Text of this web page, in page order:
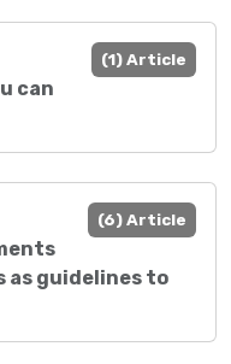
(1) Article
can
(6) Article
guidelines to